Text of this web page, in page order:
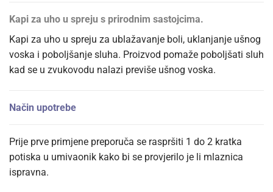
Kapi za uho u spreju s prirodnim sastojcima.
Kapi za uho u spreju za ublažavanje boli, uklanjanje ušnog
voska i poboljšanje sluha. Proizvod pomaže poboljšati sluh
kad se u zvukovodu nalazi previše ušnog voska.
Način upotrebe
Prije prve primjene preporuča se raspršiti 1 do 2 kratka
potiska u umivaonik kako bi se provjerilo je li mlaznica
ispravna.